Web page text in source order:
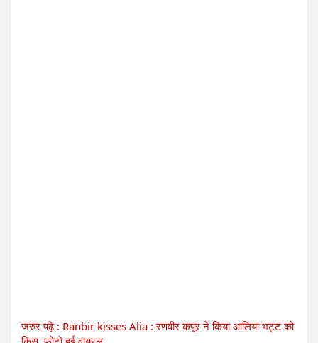
जरुर पढ़े : Ranbir kisses Alia : रणवीर कपूर ने किया आलिया भट्ट को